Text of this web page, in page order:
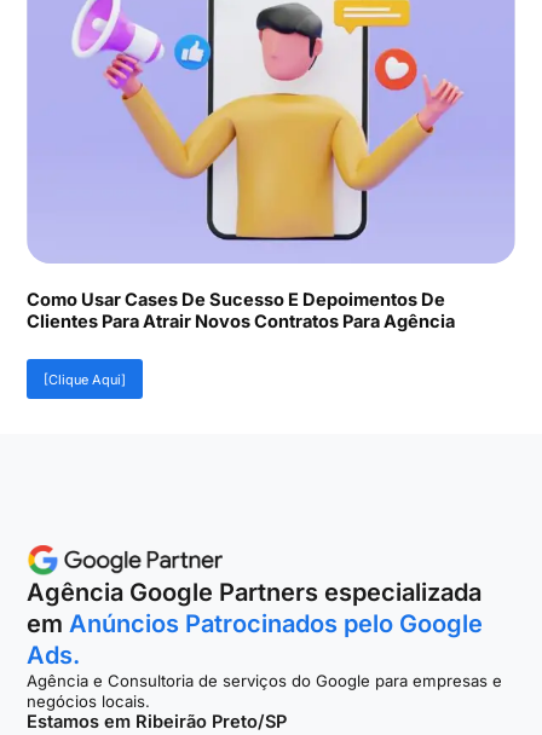
Como Usar Cases De Sucesso E Depoimentos De
Clientes Para Atrair Novos Contratos Para Agência
[Clique Aqui]
Agência Google Partners especializada
emAnúncios Patrocinados pelo Google
Ads.
Agência e Consultoria de serviços do Google para empresas e
negócios locais.
Estamos em Ribeirão Preto/SP